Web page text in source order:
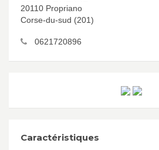
20110 Propriano
Corse-du-sud (201)
0621720896
Caractéristiques